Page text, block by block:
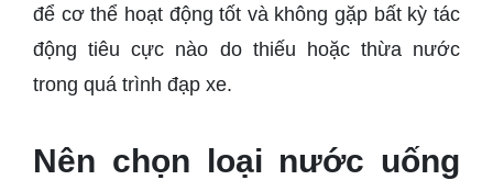
để cơ thể hoạt động tốt và không gặp bất kỳ tác
động tiêu cực nào do thiếu hoặc thừa nước
trong quá trình đạp xe.
Nên chọn loại nước uống